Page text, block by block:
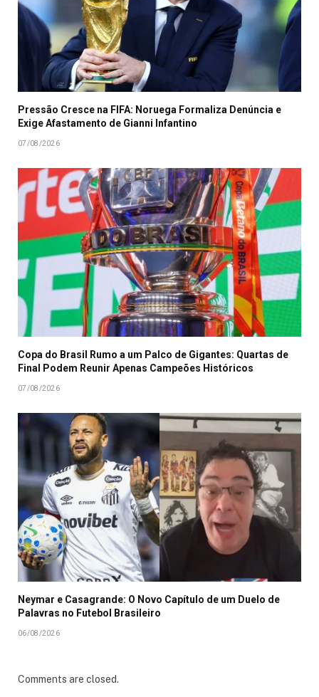
Pressão Cresce na FIFA: Noruega Formaliza Denúncia e
Exige Afastamento de Gianni Infantino
07/08/2026
Copa do Brasil Rumo a um Palco de Gigantes: Quartas de
Final Podem Reunir Apenas Campeões Históricos
07/08/2026
Neymar e Casagrande: O Novo Capítulo de um Duelo de
Palavras no Futebol Brasileiro
06/08/2026
Comments are closed.